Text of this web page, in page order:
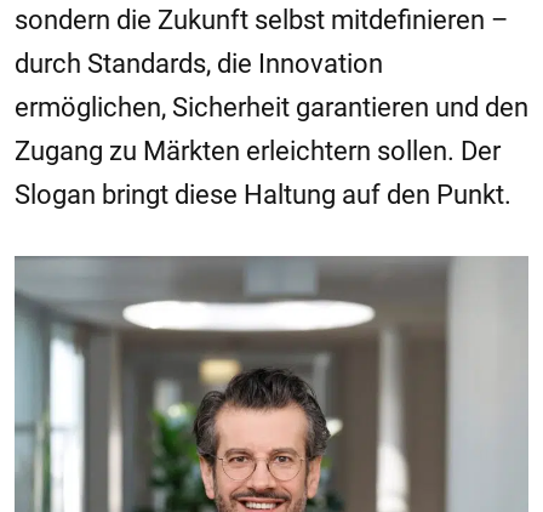
sondern die Zukunft selbst mitdefinieren –
durch Standards, die Innovation
ermöglichen, Sicherheit garantieren und den
Zugang zu Märkten erleichtern sollen. Der
Slogan bringt diese Haltung auf den Punkt.